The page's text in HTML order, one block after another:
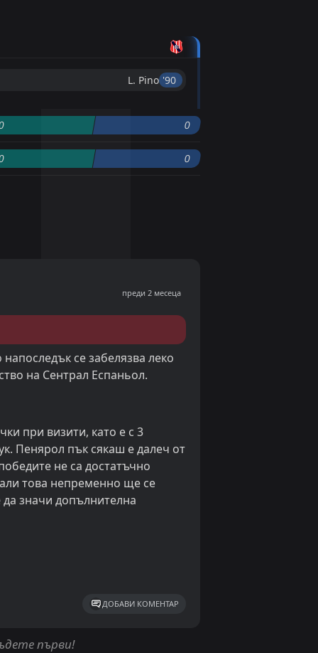
L. Pino '90 ︎
0
0
преди 2 месеца
се забелязва леко
на Сентрал Еспаньол.
при визити, като е с 3
Пенярол пък сякаш е далеч от
не са достатъчно
това непременно ще се
значи допълнителна
ДОБАВИ КОМЕНТАР
първи!